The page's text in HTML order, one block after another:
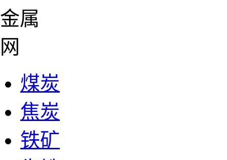
煤炭
焦炭
铁矿